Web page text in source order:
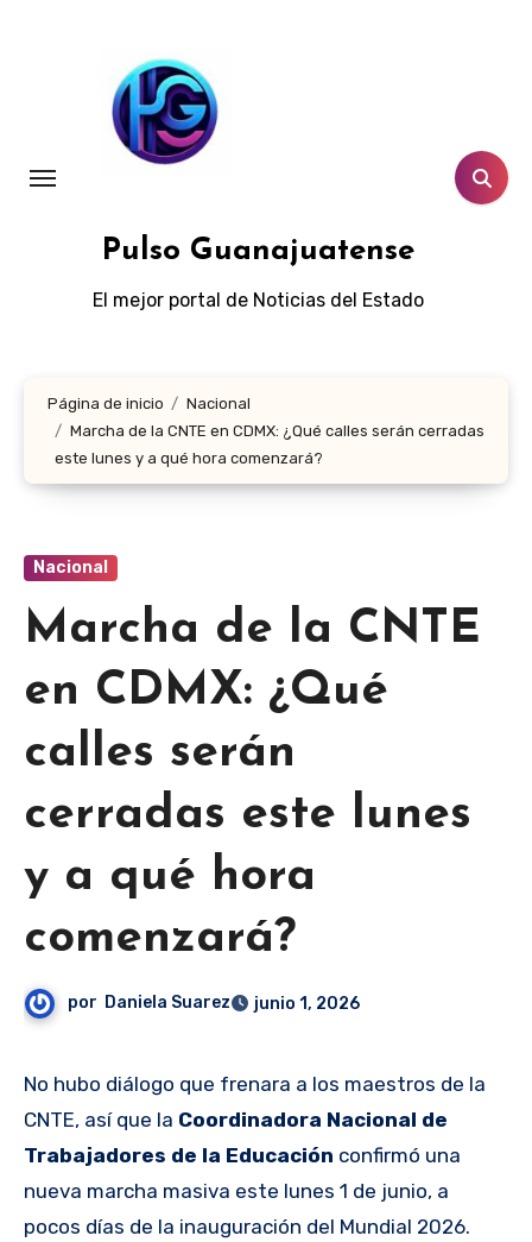
Pulso Guanajuatense
El mejor portal de Noticias del Estado
Página de inicio
Nacional
Marcha de la CNTE en CDMX: ¿Qué calles serán cerradas
este lunes y a qué hora comenzará?
Nacional
Marcha de la CNTE
en CDMX: ¿Qué
calles serán
cerradas este lunes
y a qué hora
comenzará?
por Daniela Suarez junio 1, 2026
No hubo diálogo que frenara a los maestros de la
CNTE, así que la Coordinadora Nacional de
Trabajadores de la Educación confirmó una
nueva marcha masiva este lunes 1 de junio, a
pocos días de la inauguración del Mundial 2026.